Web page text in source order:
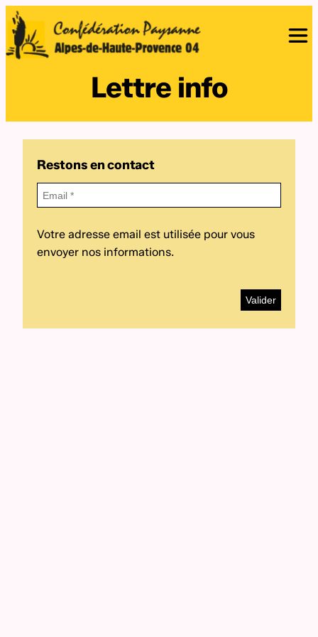
Lettre info
Restons en contact
Votre adresse email est utilisée pour vous
envoyer nos informations.